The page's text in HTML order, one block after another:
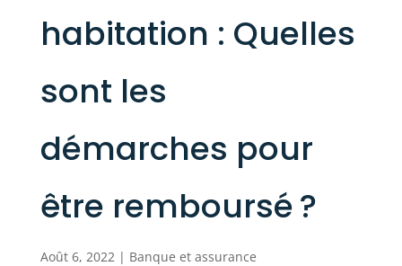
habitation : Quelles
sont les
démarches pour
être remboursé ?
Août 6, 2022| Banque et assurance